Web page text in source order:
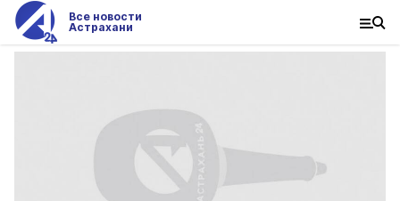
Все новости
Астрахани